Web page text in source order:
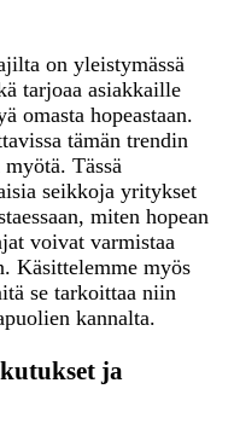
on yleistymässä
tarjoaa asiakkaille
omasta hopeastaan.
tämän trendin
Tässä
seikkoja yritykset
miten hopean
voivat varmistaa
Käsittelemme myös
se tarkoittaa niin
kannalta.
ja